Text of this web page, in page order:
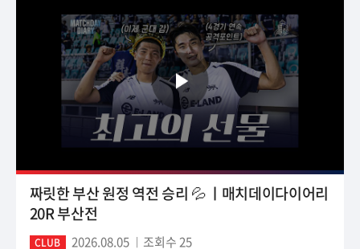
짜릿한 부산 원정 역전 승리 💦 ㅣ매치데이다이어리
20R 부산전
CLUB 2026.08.05 조회수 25